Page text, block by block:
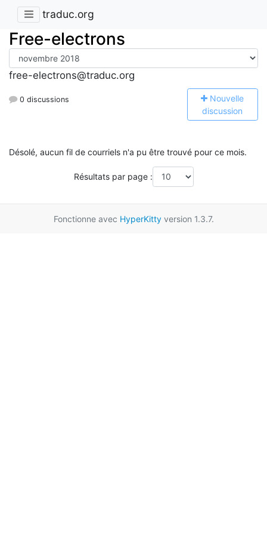
traduc.org
Free-electrons
free-electrons@traduc.org
0 discussions Nouvelle
discussion
Désolé, aucun fil de courriels n'a pu être trouvé pour ce mois.
Résultats par page :
Fonctionne avec HyperKittyversion 1.3.7.